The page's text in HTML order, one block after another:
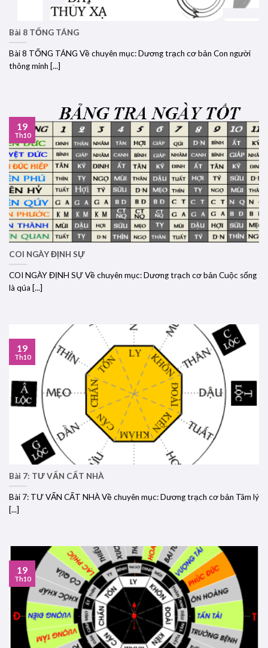
Bài 8 TỐNG TÁNG
Bài 8 TỐNG TÁNG Về chuyên mục: Dương trạch cơ bản Con người
thông minh [...]
COI NGÀY ĐỊNH SỰ
COI NGÀY ĐỊNH SỰ Về chuyên mục: Dương trạch cơ bản Cuộc sống
là qúa [...]
19
Th10
Bài 7: TƯ VẤN CẤT NHÀ
Bài 7: TƯ VẤN CẤT NHÀ Về chuyên mục: Dương trạch cơ bản Tâm lý
[...]
19
Th10
19
Th10